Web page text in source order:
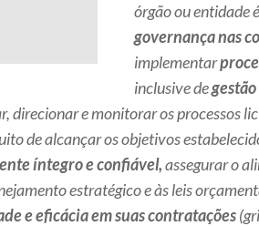
órgão ou entidade
governança nas
implementar
inclusive de
direcionar e monitorar os processos
de alcançar os objetivos
íntegro e confiável,assegurar o
estratégico e às leis
e eficácia em suas contratações